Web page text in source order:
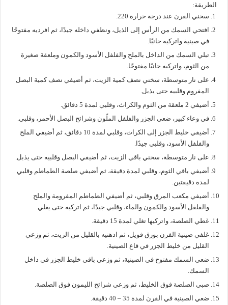
الطريقة:
سخني الفرن عند درجة حرارة 220.
افتحي السمك من الرأس إلى الذيل، ونظفي داخله جيدًا، ثم افرديه مفتوحًا
في صينية واتركيه جانبًا.
تبلي السمك من الداخل بالملح والفلفل الأسود والكمون وملعقة صغيرة
من الثوم، واتركيه جانبًا مفتوحًا.
على نار متوسطة، سخني نصف كمية الزيت، ثم أضيفي نصف كمية البصل
المفروم وقلبيه حتى يذبل.
أضيفي 2 ملعقة من الثوم والكراث، وقلبي لمدة 5 دقائق.
في وعاء كبير، ضعي الجزر والفلفل الملّون وشرائح البصل الأحمر، وقلبي.
أضيفي خليط الجزر إلى الكراث، وقلبي لمدة 10 دقائق، ثم أضيفي الملح
والفلفل الأسود، وقلبي جيدًا.
على نار متوسطة، سخني باقي الزيت، ثم أضيفي البصل وقلبيه حتى يذبل.
أضيفي باقي الثوم، وقلبي لمدة دقيقة، ثم أضيفي صلصة الطماطم وقلبي
لمدة دقيقتين.
أضيفي مكعب المرق وقلبي، ثم أضيفي الطماطم المفرومة والملح
والفلفل الأسود والكمون والماء، وقلبي جيدًا، ثم اتركيه حتى يغلي.
غطي الصلصة، واتركيها تغلي لمدة 15 دقيقة.
غلفي صينية الفرن بورق فويل، ثم ادهنيه بالقليل من الزيت، ثم وزعي
القليل من خليط الجزر في قاع الصينية.
ضعي السمك مفتوح في الصينية، ثم وزعي باقي خليط الجزر في داخل
السمك.
صبي الصلصة فوق الخليط، ثم وزعي شرائح الليمون فوق الصلصة.
ضعي الصينية في الفرن لمدة 35 – 40 دقيقة.